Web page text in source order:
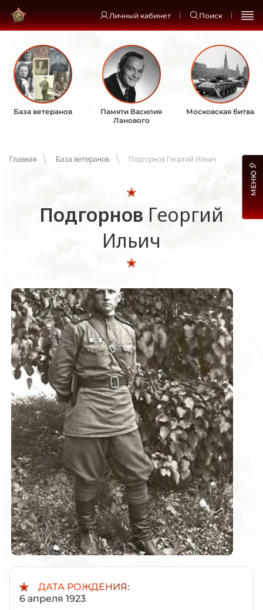
Личный кабинет Поиск
База ветеранов
Памяти Василия
Ланового
Московская битва
Главная База ветеранов Подгорнов Георгий Ильич
Подгорнов Георгий
Ильич
ДАТА РОЖДЕНИЯ:
6 апреля 1923
МЕНЮ